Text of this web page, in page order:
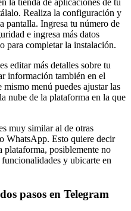
la tienda de aplicaciones de tu
Realiza la configuración y
pantalla. Ingresa tu número de
e ingresa más datos
para completar la instalación.
editar más detalles sobre tu
información también en el
menú puedes ajustar las
nube de la plataforma en la que
muy similar al de otras
WhatsApp. Esto quiere decir
plataforma, posiblemente no
y ubicarte en
pasos en Telegram